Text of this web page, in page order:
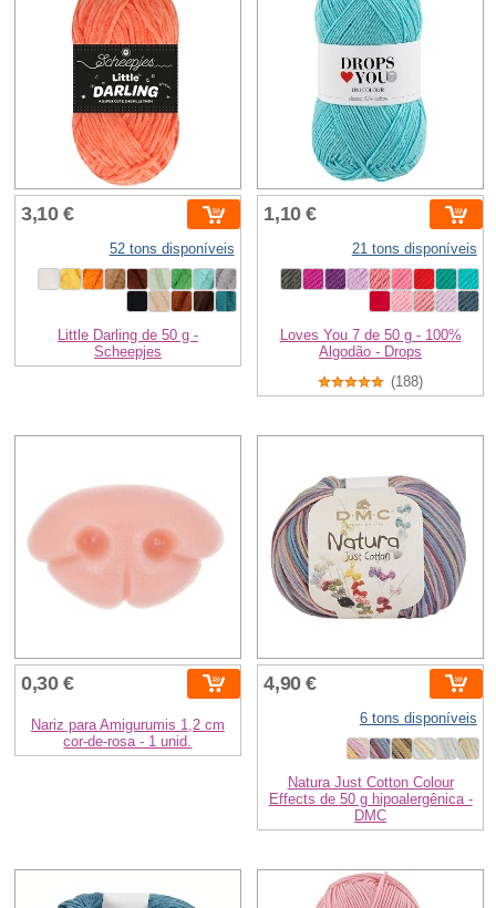
3,10 €
52 tons disponíveis
Little Darling de 50 g -
Scheepjes
1,10 €
21 tons disponíveis
Loves You 7 de 50 g - 100%
Algodão - Drops
(188)
0,30 €
Nariz para Amigurumis 1,2 cm
cor-de-rosa - 1 unid.
4,90 €
6 tons disponíveis
Natura Just Cotton Colour
Effects de 50 g hipoalergênica -
DMC